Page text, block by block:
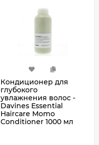
Кондиционер для
глубокого
увлажнения волос -
Davines Essential
Haircare Momo
Conditioner 1000 мл